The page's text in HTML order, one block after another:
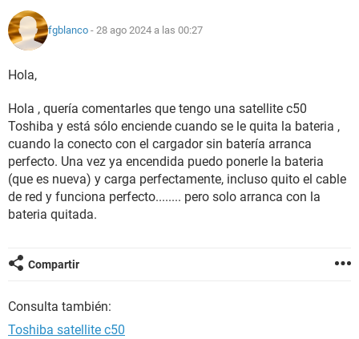
fgblanco - 28 ago 2024 a las 00:27
Hola,
Hola , quería comentarles que tengo una satellite c50
Toshiba y está sólo enciende cuando se le quita la bateria ,
cuando la conecto con el cargador sin batería arranca
perfecto. Una vez ya encendida puedo ponerle la bateria
(que es nueva) y carga perfectamente, incluso quito el cable
de red y funciona perfecto........ pero solo arranca con la
bateria quitada.
Compartir
Consulta también:
Toshiba satellite c50